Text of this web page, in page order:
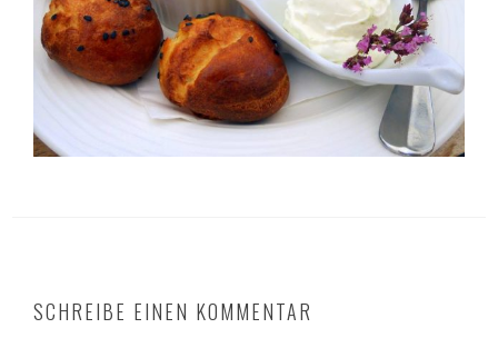
SCHREIBE EINEN KOMMENTAR